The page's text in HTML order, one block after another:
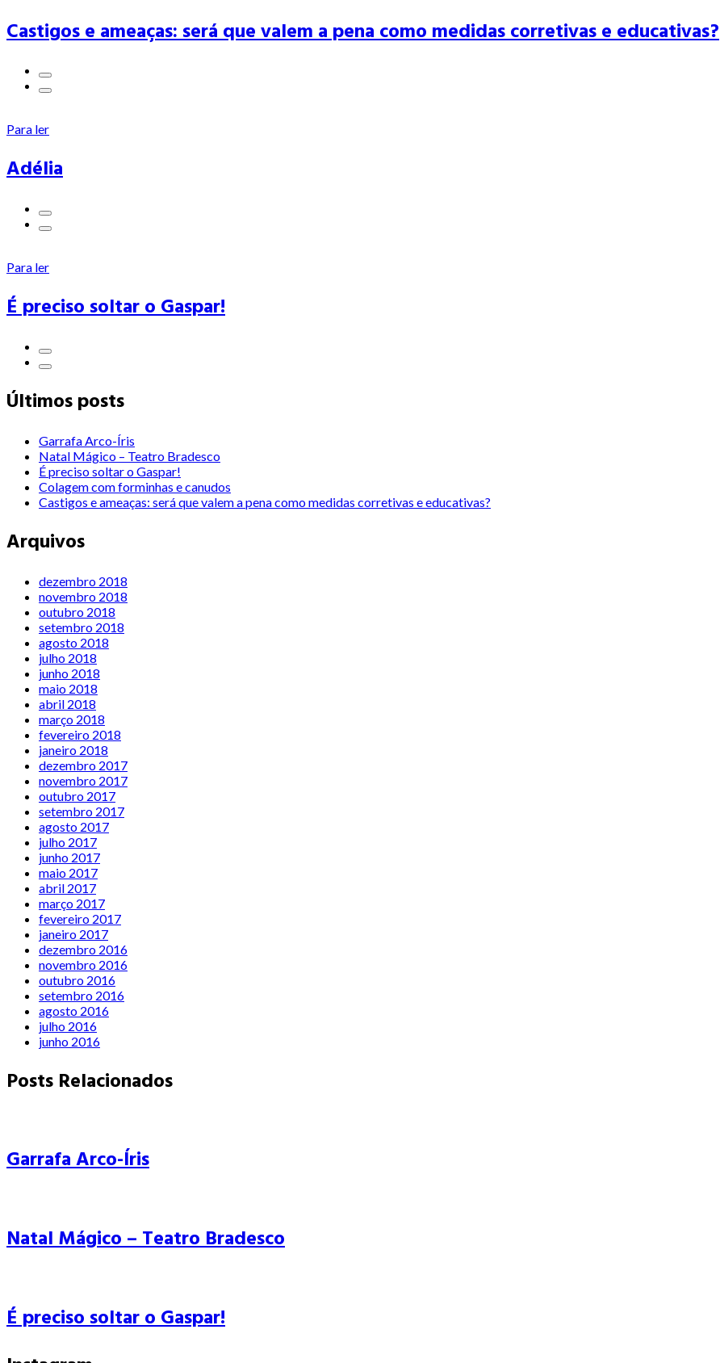
Castigos e ameaças: será que valem a pena como medidas corretivas e educativas?
Para ler
Adélia
Para ler
É preciso soltar o Gaspar!
Últimos posts
Garrafa Arco-Íris
Natal Mágico – Teatro Bradesco
É preciso soltar o Gaspar!
Colagem com forminhas e canudos
Castigos e ameaças: será que valem a pena como medidas corretivas e educativas?
Arquivos
dezembro 2018
novembro 2018
outubro 2018
setembro 2018
agosto 2018
julho 2018
junho 2018
maio 2018
abril 2018
março 2018
fevereiro 2018
janeiro 2018
dezembro 2017
novembro 2017
outubro 2017
setembro 2017
agosto 2017
julho 2017
junho 2017
maio 2017
abril 2017
março 2017
fevereiro 2017
janeiro 2017
dezembro 2016
novembro 2016
outubro 2016
setembro 2016
agosto 2016
julho 2016
junho 2016
Posts Relacionados
Garrafa Arco-Íris
Natal Mágico – Teatro Bradesco
É preciso soltar o Gaspar!